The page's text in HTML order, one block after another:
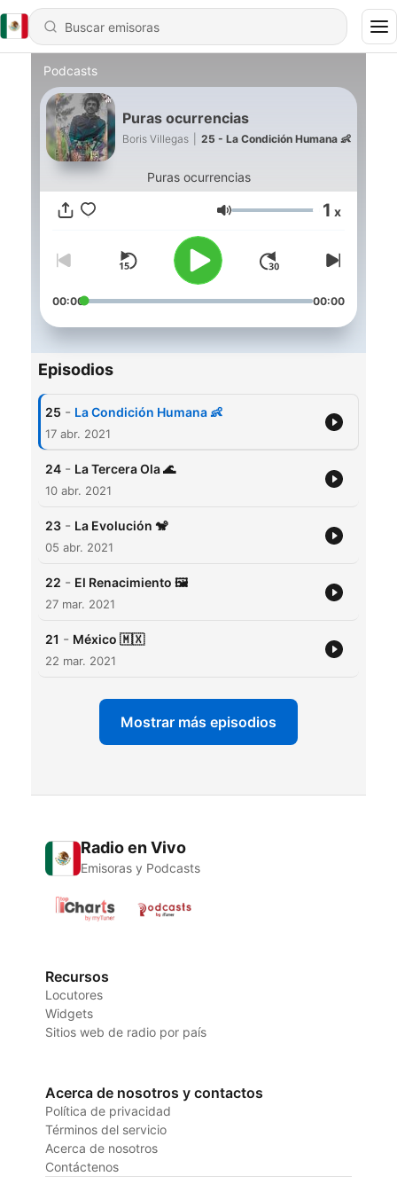
Podcasts
Puras ocurrencias
Boris Villegas 25 - La Condición Humana 👶
Puras ocurrencias
Volumen 1 x
00:00 00:00
Episodios
25 - La Condición Humana 👶
17 abr. 2021
24 - La Tercera Ola 🌊
10 abr. 2021
23 - La Evolución 🐒
05 abr. 2021
22 - El Renacimiento 🖼
27 mar. 2021
21 - México 🇲🇽
22 mar. 2021
Mostrar más episodios
Radio en Vivo
Emisoras y Podcasts
Recursos
Locutores
Widgets
Sitios web de radio por país
Acerca de nosotros y contactos
Política de privacidad
Términos del servicio
Acerca de nosotros
Contáctenos